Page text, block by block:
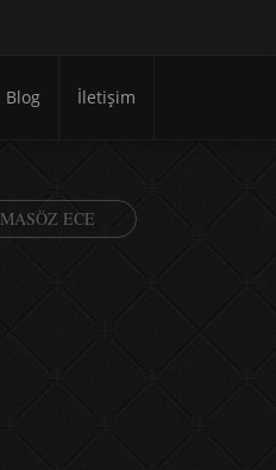
Blog İletişim
MASÖZ ECE